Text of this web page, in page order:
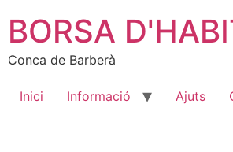
BORSA
Conca de Barberà
Inici Informació Ajuts